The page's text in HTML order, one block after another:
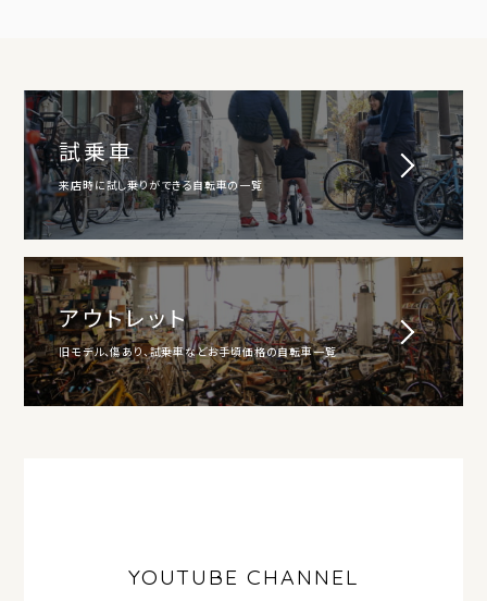
試乗車
来店時に試し乗りができる自転車の一覧
アウトレット
旧モデル、傷あり、試乗車などお手頃価格の自転車一覧
YOUTUBE CHANNEL